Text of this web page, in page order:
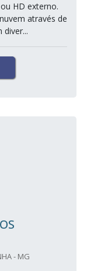
HD externo.
através de
- MG